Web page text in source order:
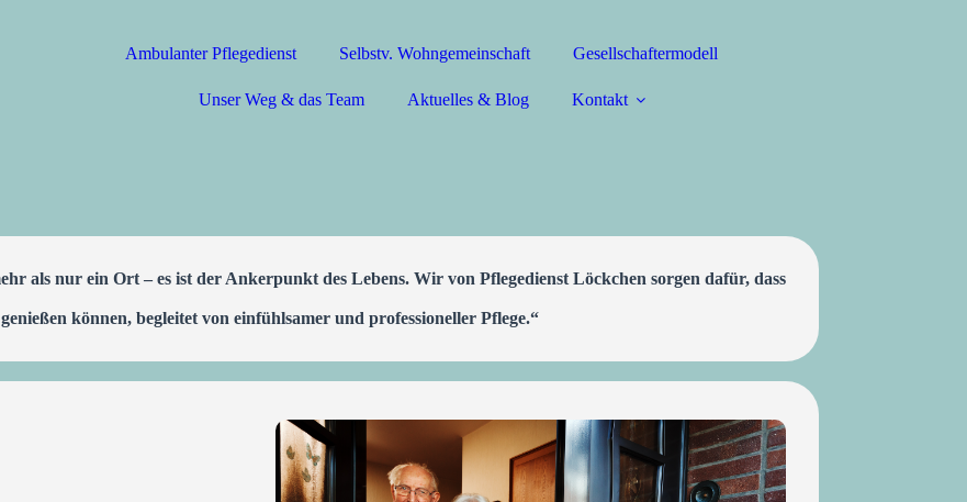
Ambulanter Pflegedienst Selbstv. Wohngemeinschaft Gesellschaftermodell
Unser Weg & das Team Aktuelles & Blog Kontakt
als nur ein Ort – es ist der Ankerpunkt des Lebens. Wir von Pflegedienst Löckchen sorgen dafür, dass
können, begleitet von einfühlsamer und professioneller Pflege.“